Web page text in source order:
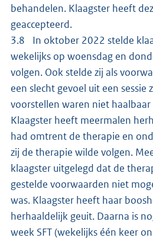
behandelen. Klaagster heeft
geaccepteerd.
3.8 In oktober 2022 stelde
wekelijks op woensdag en
volgen. Ook stelde zij als
een slecht gevoel uit een sessie
voorstellen waren niet haalbaar
Klaagster heeft meermalen
had omtrent de therapie en
zij de therapie wilde volgen.
klaagster uitgelegd dat de
gestelde voorwaarden niet
was. Klaagster heeft haar
herhaaldelijk geuit. Daarna is
week SFT (wekelijks één keer